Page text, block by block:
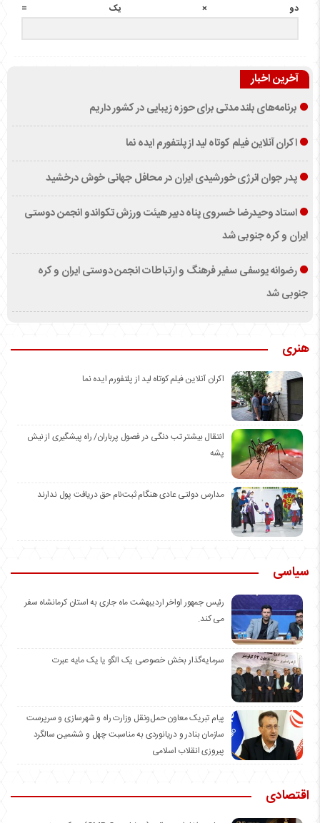
دو × یک =
آخرین اخبار
برنامه‌های بلند مدتی برای حوزه زیبایی در کشور داریم
اکران آنلاین فیلم کوتاه لید از پلتفورم ایده نما
پدر جوان انرژی خورشیدی ایران در محافل جهانی خوش درخشید
استاد وحیدرضا خسروی پناه دبیر هیئت ورزش تکواندو انجمن دوستی
ایران و کره جنوبی شد
رضوانه یوسفی سفیر فرهنگ و ارتباطات انجمن دوستی ایران و کره
جنوبی شد
هنری
اکران آنلاین فیلم کوتاه لید از پلتفورم ایده نما
انتقال بیشتر تب دنگی در فصول پرباران/ راه پیشگیری از نیش
پشه
مدارس دولتی عادی هنگام ثبت‌نام حق دریافت پول ندارند
سیاسی
رئیس جمهور اواخر اردیبهشت ماه جاری به استان کرمانشاه سفر
می کند.
سرمایه‌گذار بخش خصوصی یک الگو یا یک مایه عبرت
️پیام تبریک معاون حمل‌ونقل وزارت راه و شهرسازی و سرپرست
سازمان بنادر و دریانوردی به مناسبت چهل و ششمین سالگرد
پیروزی انقلاب اسلامی
اقتصادی